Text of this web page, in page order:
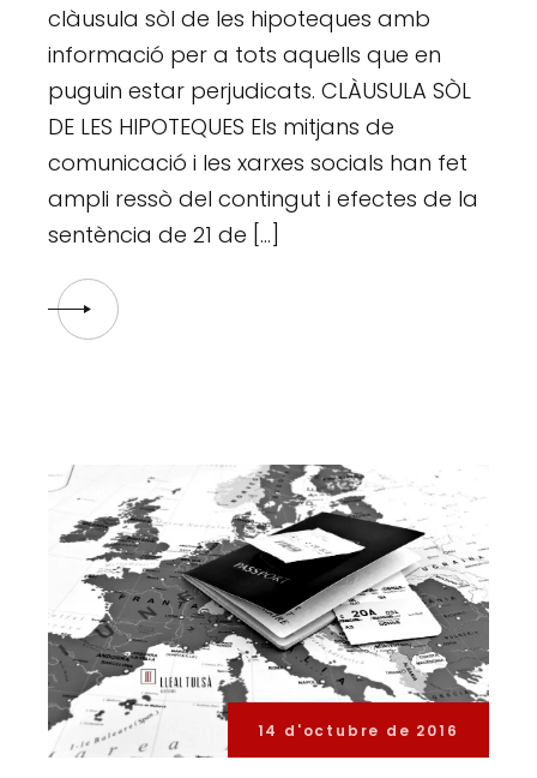
clàusula sòl de les hipoteques amb
informació per a tots aquells que en
puguin estar perjudicats. CLÀUSULA SÒL
DE LES HIPOTEQUES Els mitjans de
comunicació i les xarxes socials han fet
ampli ressò del contingut i efectes de la
sentència de 21 de […]
14 d'octubre de 2016